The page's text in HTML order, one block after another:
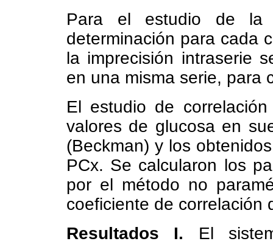
Para el estudio de la
determinación para cada
la imprecisión intraserie
en una misma serie, para
El estudio de
valores de glucosa en
(Beckman) y los
PCx. Se calcularon los
por el método no
coeficiente de correlación
Resultados I. El